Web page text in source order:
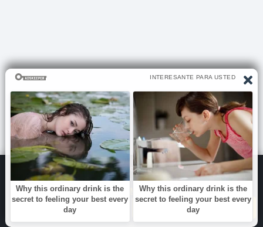
Usamos cookies propias y de terceros para mejorar tu experiencia,
mostrar contenido personalizado y anuncios. Al continuar navegando
aceptas su uso.
Mas informacion
Rechazar Aceptar